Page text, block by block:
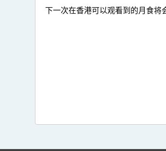
下一次在香港可以观看到的月食将